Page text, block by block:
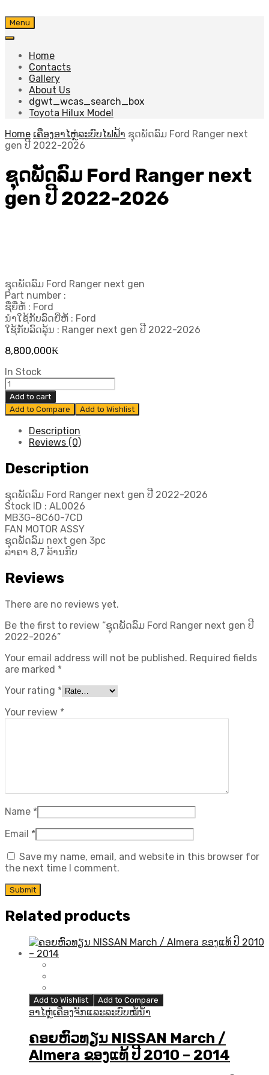
Skip
to
Menu
Home
Contacts
Gallery
About Us
dgwt_wcas_search_box
Toyota Hilux Model
Home ເຄື່ອງອາໄຫຼ່ລະບົບໄຟຟ້າ ຊຸດພັດລົມ Ford Ranger next
gen ປີ 2022-2026
ຊຸດພັດລົມ Ford Ranger next
gen ປີ 2022-2026
ຊຸດພັດລົມ Ford Ranger next gen
Part number :
ຊື່ຍີ່ຫໍ້ : Ford
ນຳໃຊ້ກັບລົດຍີ່ຫໍ້ : Ford
ໃຊ້ກັບລົດລຸ້ນ : Ranger next gen ປີ 2022-2026
8,800,000₭
In Stock
ຊຸດ
ພັດລົມ
Ford
Ranger
next
gen
2022-
2026
Add to cart
Add to Compare
Add to Wishlist
Description
Reviews (0)
Description
ຊຸດພັດລົມ Ford Ranger next gen ປີ 2022-2026
Stock ID : AL0026
MB3G-8C60-7CD
FAN MOTOR ASSY
ຊຸດພັດລົມ next gen 3pc
ລາຄາ 8,7 ລ້ານກີບ
Reviews
There are no reviews yet.
Be the first to review “ຊຸດພັດລົມ Ford Ranger next gen ປີ
2022-2026”
Your email address will not be published. Required fields
are marked *
Your rating *
Your review *
Name *
Email *
Save my name, email, and website in this browser for
the next time I comment.
Related products
Add to Wishlist Add to Compare
ອາໄຫຼ່ເຄື່ອງຈັກແລະລະບົບໝໍ້ນ້ຳ
ຄອຍຫົວທຽນ NISSAN March /
Almera ຂອງແທ້ ປີ 2010 – 2014